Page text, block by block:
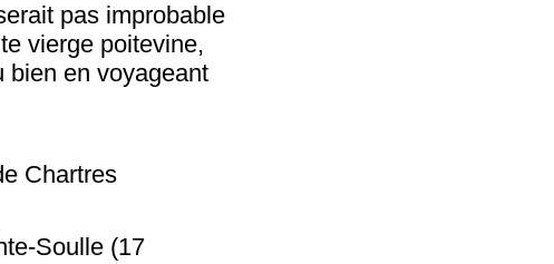
pas improbable
vierge poitevine,
bien en voyageant
Chartres
Soulle (17